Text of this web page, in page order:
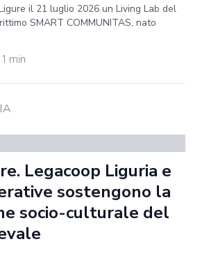
il 21 luglio 2026 un Living Lab del
SMART COMMUNITAS, nato
1 min
Legacoop Liguria e
sostengono la
socio-culturale del